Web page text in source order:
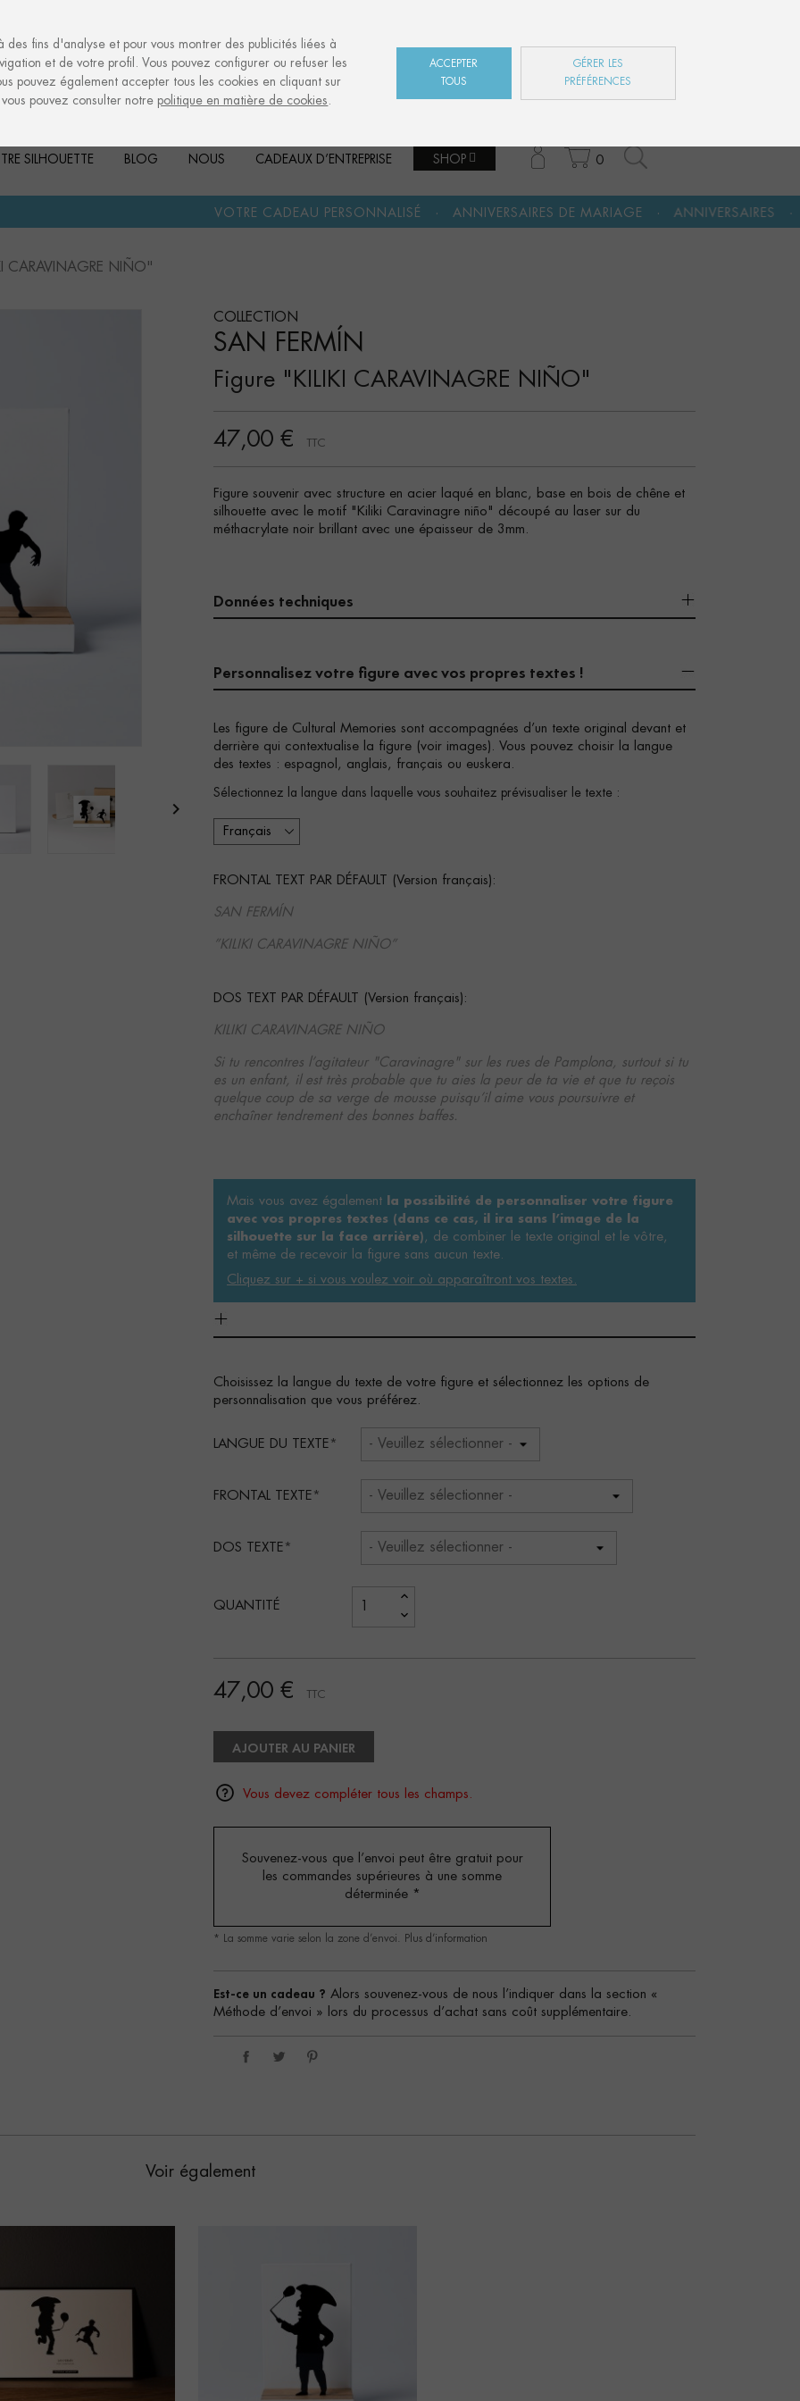
SILHOUETTE BLOG NOUS CADEAUX D’ENTREPRISE SHOP 0
VOTRE CADEAU PERSONNALISÉ · ANNIVERSAIRES DE MARIAGE · ANNIVERSAIRES · FÊTE DES MÈRES ·
CARAVINAGRE NIÑO"

COLLECTION
SAN FERMÍN
Figure "KILIKI CARAVINAGRE NIÑO"
47,00 € TTC
Figure souvenir avec structure en acier laqué en blanc, base en bois de chêne et
silhouette avec le motif "Kiliki Caravinagre niño" découpé au laser sur du
méthacrylate noir brillant avec une épaisseur de 3mm.
Données techniques
Personnalisez votre figure avec vos propres textes !
Les figure de Cultural Memories sont accompagnées d’un texte original devant et
derrière qui contextualise la figure (voir images). Vous pouvez choisir la langue
des textes : espagnol, anglais, français ou euskera.
Sélectionnez la langue dans laquelle vous souhaitez prévisualiser le texte :
FRONTAL TEXT PAR DÉFAULT (Version français):
SAN FERMÍN
”KILIKI CARAVINAGRE NIÑO”
DOS TEXT PAR DÉFAULT (Version français):
KILIKI CARAVINAGRE NIÑO
Si tu rencontres l’agitateur "Caravinagre" sur les rues de Pamplona, surtout si tu
es un enfant, il est très probable que tu aies la peur de ta vie et que tu reçois
quelque coup de sa verge de mousse puisqu’il aime vous poursuivre et
enchaîner tendrement des bonnes baffes.
Mais vous avez également
la possibilité de personnaliser votre figure
avec vos propres textes (dans ce cas, il ira sans l’image de la
silhouette sur la face arrière) , de combiner le texte original et le vôtre,
et même de recevoir la figure sans aucun texte.
Cliquez sur + si vous voulez voir où apparaîtront vos textes.
Choisissez la langue du texte de votre figure et sélectionnez les options de
personnalisation que vous préférez.
LANGUE DU TEXTE
FRONTAL TEXTE
DOS TEXTE
QUANTITÉ
47,00 € TTC
AJOUTER AU PANIER
Vous devez compléter tous les champs.
Souvenez-vous que l’envoi peut être gratuit pour
les commandes supérieures à une somme
déterminée *
* La somme varie selon la zone d’envoi. Plus d’information
Est-ce un cadeau ? Alors souvenez-vous de nous l’indiquer dans la section «
Méthode d’envoi » lors du processus d’achat sans coût supplémentaire.
Voir également
fins d'analyse et pour vous montrer des publicités liées à
et de votre profil. Vous pouvez configurer ou refuser les
pouvez également accepter tous les cookies en cliquant sur
pouvez consulter notre politique en matière de cookies.
ACCEPTER
TOUS
GÉRER LES
PRÉFÉRENCES